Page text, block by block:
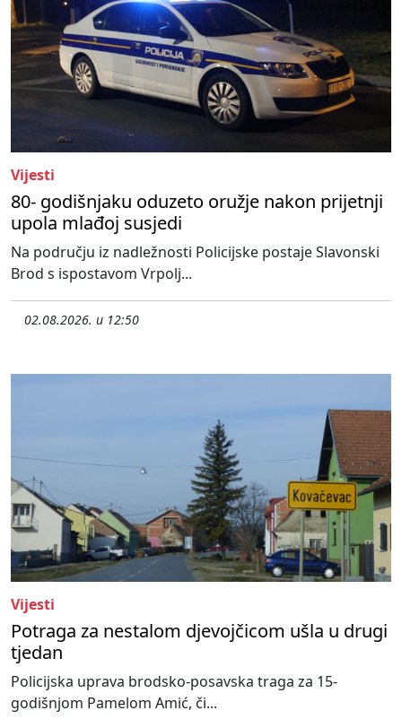
Vijesti
80- godišnjaku oduzeto oružje nakon prijetnji
upola mlađoj susjedi
Na području iz nadležnosti Policijske postaje Slavonski
Brod s ispostavom Vrpolj...
02.08.2026. u 12:50
Vijesti
Potraga za nestalom djevojčicom ušla u drugi
tjedan
Policijska uprava brodsko-posavska traga za 15-
godišnjom Pamelom Amić, či...